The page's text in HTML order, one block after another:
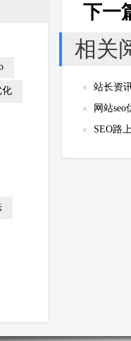
化
下一
相关
站长资
网站
SEO路